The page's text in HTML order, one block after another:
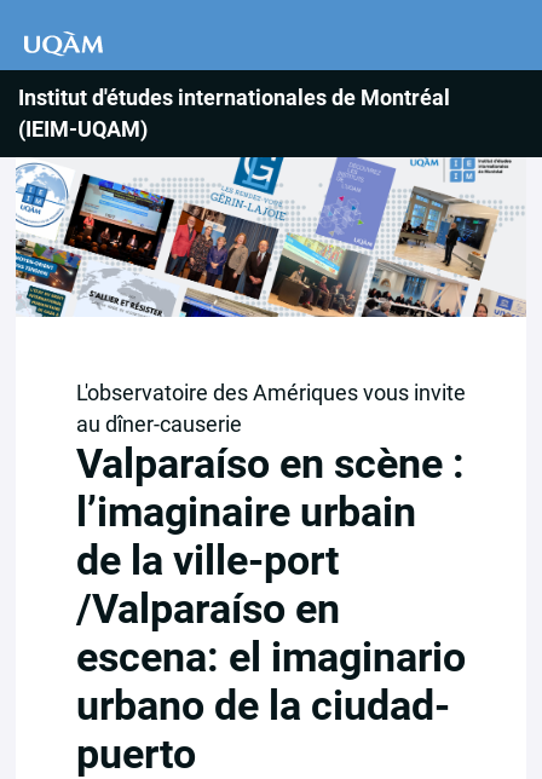
Institut d'études internationales de Montréal
(IEIM-UQAM)
L'observatoire des Amériques vous invite
au dîner-causerie
Valparaíso en scène :
l’imaginaire urbain
de la ville-port
/Valparaíso en
escena: el imaginario
urbano de la ciudad-
puerto